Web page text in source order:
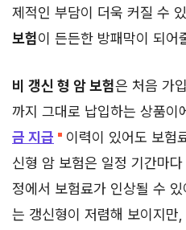
제적인 부담이 더욱 커질 수
보험이 든든한 방패막이 되어
비 갱신 형 암 보험은 처음 가
까지 그대로 납입하는 상품이
금 지급
이력이 있어도 보험
신형 암 보험은 일정 기간마
정에서 보험료가 인상될 수
는 갱신형이 저렴해 보이지만